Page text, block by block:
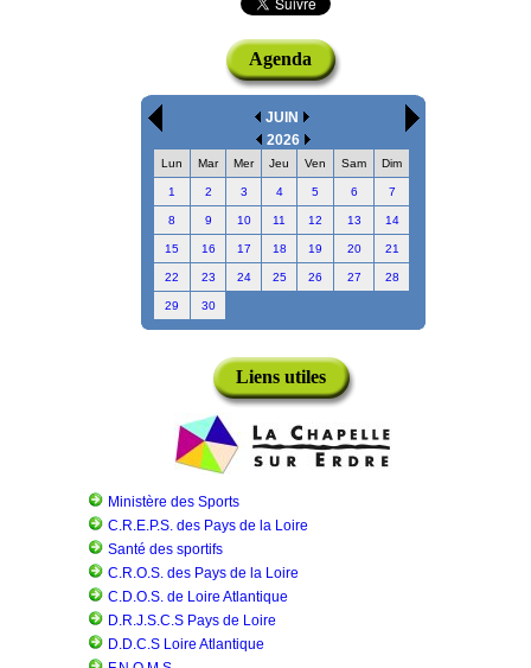
Agenda
JUIN
2026
Lun Mar Mer Jeu Ven Sam Dim
1 2 3 4 5 6 7
8 9 10 11 12 13 14
15 16 17 18 19 20 21
22 23 24 25 26 27 28
29 30
Liens utiles
Ministère des Sports
C.R.E.P.S. des Pays de la Loire
Santé des sportifs
C.R.O.S. des Pays de la Loire
C.D.O.S. de Loire Atlantique
D.R.J.S.C.S Pays de Loire
D.D.C.S Loire Atlantique